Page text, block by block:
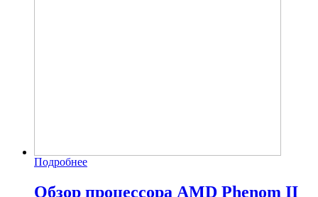
Подробнее
Обзор процессора AMD Phenom II